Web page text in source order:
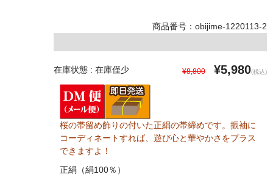
商品番号：obijime-1220113-2
在庫状態 : 在庫僅少 ¥8,800 ¥5,980(税込)
桜の帯留め飾りの付いた正絹の帯締めです。振袖に
コーディネートすれば、遊び心と華やかさをプラス
できますよ！
正絹（絹100％）